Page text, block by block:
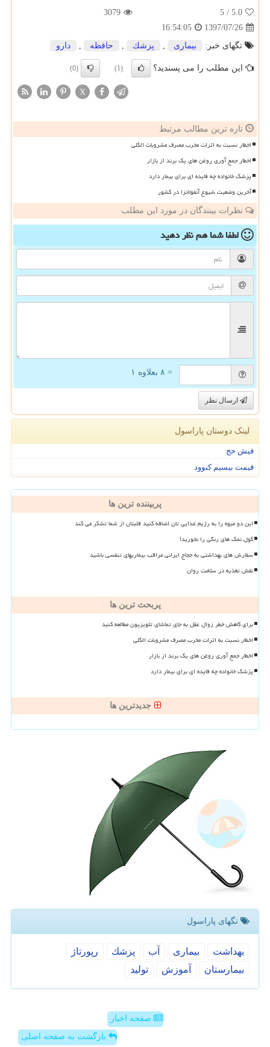
5.0
/ 5
3079
1397/07/26
16:54:05
تگهای خبر:
بیماری , پزشك , حافظه , دارو
این مطلب را می پسندید؟ (1)
(0)
X
تازه ترین مطالب مرتبط
اخطار نسبت به اثرات مخرب مصرف مشروبات الکلی
اخطار جمع آوری روغن های یک برند از بازار
پزشک خانواده چه فایده ای برای بیمار دارد
آخرین وضعیت شیوع آنفولانزا در کشور
نظرات بینندگان در مورد این مطلب
لطفا شما همنظر دهید
= ۸ بعلاوه ۱
ارسال نظر
لینک دوستان پاراسول
فیش حج
قیمت بیسیم کنوود
پربیننده ترین ها
این دو میوه را به رژیم غذایی تان اضافه کنید قلبتان از شما تشکر می کند
گول نمک های رنگی را نخورید!
سفارش های بهداشتی به حجاج ایرانی مراقب بیماریهای تنفسی باشید
نقش تغذیه در سلامت روان
پربحث ترین ها
برای کاهش خطر زوال عقل به جای تماشای تلویزیون مطالعه کنید
اخطار نسبت به اثرات مخرب مصرف مشروبات الکلی
اخطار جمع آوری روغن های یک برند از بازار
پزشک خانواده چه فایده ای برای بیمار دارد
جدیدترین ها
تگهای پاراسول
بهداشت بیماری آب پزشك
رپورتاژ
بیمارستان
آموزش تولید
صفحه اخبار
بازگشت به صفحه اصلی